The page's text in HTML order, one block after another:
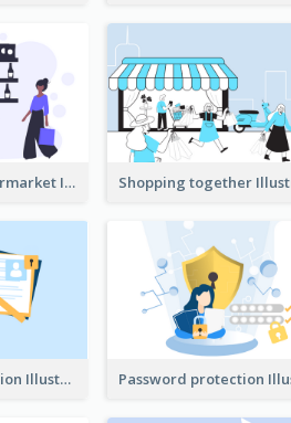
Shopping In Supermarket Illustration
Password protection Illustration 2